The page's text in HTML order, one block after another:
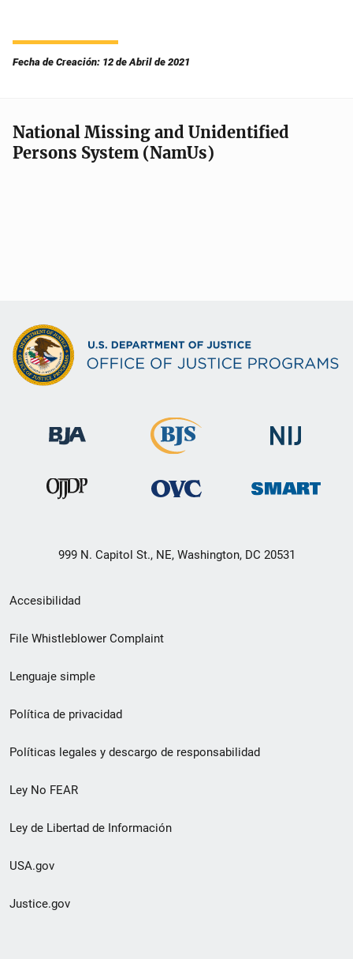
Fecha de Creación: 12 de Abril de 2021
National Missing and Unidentified
Persons System (NamUs)
999 N. Capitol St., NE, Washington, DC 20531
Menú
de
de
pie
de
página
Accesibilidad
File Whistleblower Complaint
Lenguaje simple
Política de privacidad
Políticas legales y descargo de responsabilidad
Ley No FEAR
Ley de Libertad de Información
USA.gov
Justice.gov